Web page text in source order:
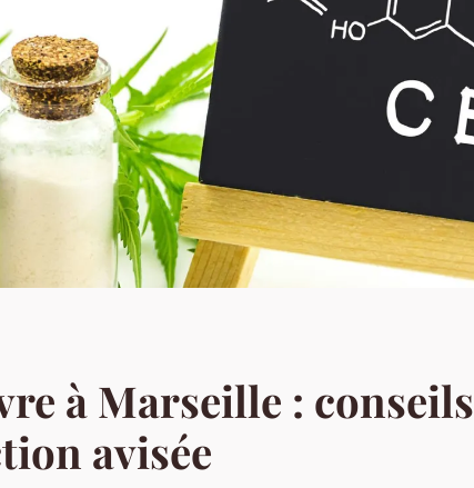
à Marseille : conseils
avisée